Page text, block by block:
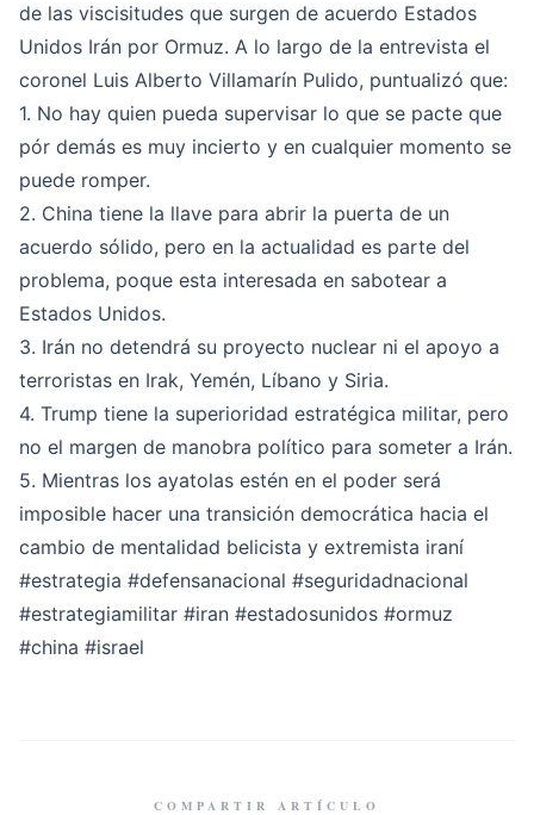
de las viscisitudes que surgen de acuerdo Estados
Unidos Irán por Ormuz. A lo largo de la entrevista el
coronel Luis Alberto Villamarín Pulido, puntualizó que:
1. No hay quien pueda supervisar lo que se pacte que
pór demás es muy incierto y en cualquier momento se
puede romper.
2. China tiene la llave para abrir la puerta de un
acuerdo sólido, pero en la actualidad es parte del
problema, poque esta interesada en sabotear a
Estados Unidos.
3. Irán no detendrá su proyecto nuclear ni el apoyo a
terroristas en Irak, Yemén, Líbano y Siria.
4. Trump tiene la superioridad estratégica militar, pero
no el margen de manobra político para someter a Irán.
5. Mientras los ayatolas estén en el poder será
imposible hacer una transición democrática hacia el
cambio de mentalidad belicista y extremista iraní
#estrategia #defensanacional #seguridadnacional
#estrategiamilitar #iran #estadosunidos #ormuz
#china #israel
COMPARTIR ARTÍCULO